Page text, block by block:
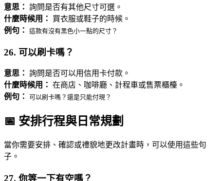
意思： 詢問是否有其他尺寸可選。
什麼時候用：
買衣服或鞋子的時候。
例句：
這款有沒有黑色小一點的尺寸？
26. 可以刷卡嗎？
意思： 詢問是否可以用信用卡付款。
什麼時候用： 在商店、咖啡廳、計程車或售票櫃檯。
例句：
可以刷卡嗎？還是只能付現？
📅 安排行程與日常規劃
當你需要安排、確認或禮貌地更改計畫時，可以使用這些句
子。
27. 你等一下有空嗎？